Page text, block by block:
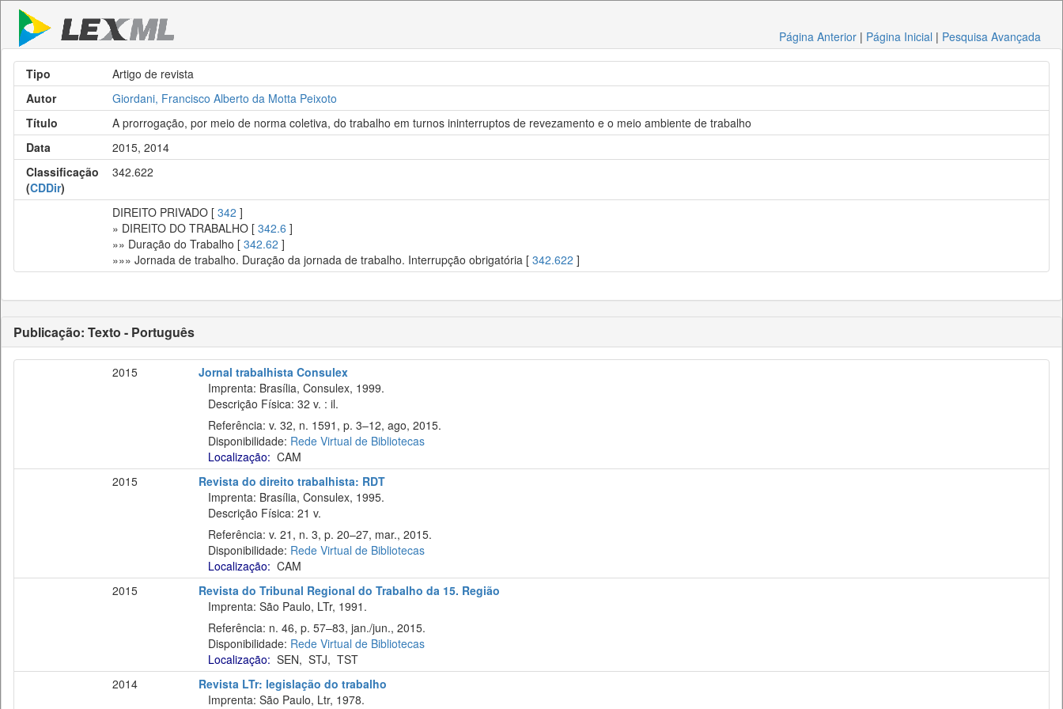
Página Anterior | Página Inicial | Pesquisa Avançada
Tipo
Artigo de revista
Autor
Giordani, Francisco Alberto da Motta Peixoto
Título
A prorrogação, por meio de norma coletiva, do trabalho em turnos ininterruptos de revezamento e o meio ambiente de trabalho
Data
2015, 2014
Classificação
(CDDir)
342.622
DIREITO PRIVADO [ 342 ]
» DIREITO DO TRABALHO [ 342.6 ]
»» Duração do Trabalho [ 342.62 ]
»»» Jornada de trabalho. Duração da jornada de trabalho. Interrupção obrigatória [ 342.622 ]
Publicação: Texto - Português
2015
Jornal trabalhista Consulex
Imprenta: Brasília, Consulex, 1999.
Descrição Física: 32 v. : il.
Referência: v. 32, n. 1591, p. 3–12, ago, 2015.
Disponibilidade: Rede Virtual de Bibliotecas
Localização: CAM
2015
Revista do direito trabalhista: RDT
Imprenta: Brasília, Consulex, 1995.
Descrição Física: 21 v.
Referência: v. 21, n. 3, p. 20–27, mar., 2015.
Disponibilidade: Rede Virtual de Bibliotecas
Localização: CAM
2015
Revista do Tribunal Regional do Trabalho da 15. Região
Imprenta: São Paulo, LTr, 1991.
Referência: n. 46, p. 57–83, jan./jun., 2015.
Disponibilidade: Rede Virtual de Bibliotecas
Localização: SEN, STJ, TST
2014
Revista LTr: legislação do trabalho
Imprenta: São Paulo, Ltr, 1978.